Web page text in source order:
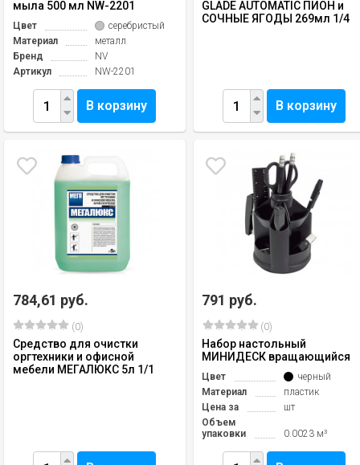
мыла 500 мл NW-2201
Цвет
серебристый
Материал
металл
Бренд
NV
Артикул
NW-2201
В корзину
GLADE AUTOMATIC ПИОН и
СОЧНЫЕ ЯГОДЫ 269мл 1/4
В корзину
784,61 руб.
(0)
Средство для очистки
оргтехники и офисной
мебели МЕГАЛЮКС 5л 1/1
791 руб.
(0)
Набор настольный
МИНИДЕСК вращающийся
Цвет
черный
Материал
пластик
Цена за
шт
Объем
упаковки
0.0023 м³